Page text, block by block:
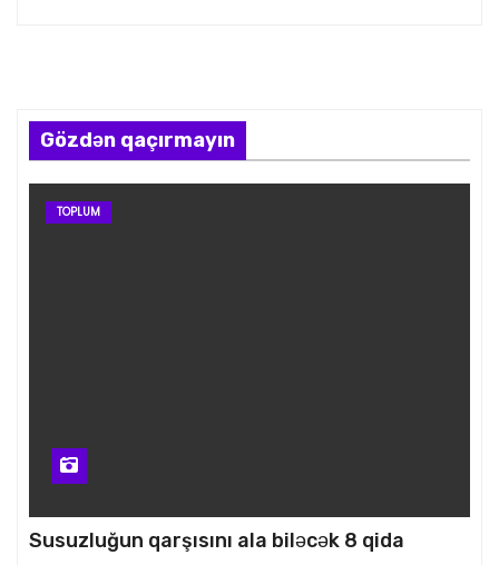
Gözdən qaçırmayın
TOPLUM
Susuzluğun qarşısını ala biləcək 8 qida